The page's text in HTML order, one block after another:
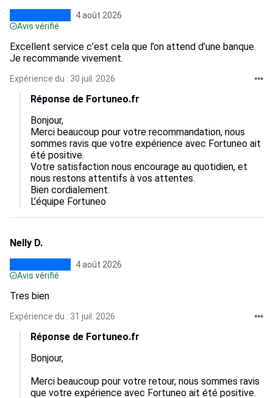
4 août 2026
Avis vérifié
Excellent service c’est cela que l’on attend d’une banque.
Je recommande vivement.
Expérience du : 30 juil. 2026
Réponse de Fortuneo.fr
Bonjour,
Merci beaucoup pour votre recommandation, nous
sommes ravis que votre expérience avec Fortuneo ait
été positive.
Votre satisfaction nous encourage au quotidien, et
nous restons attentifs à vos attentes.
Bien cordialement.
L’équipe Fortuneo
Nelly D.
4 août 2026
Avis vérifié
Tres bien
Expérience du : 31 juil. 2026
Réponse de Fortuneo.fr
Bonjour,
Merci beaucoup pour votre retour, nous sommes ravis
que votre expérience avec Fortuneo ait été positive.